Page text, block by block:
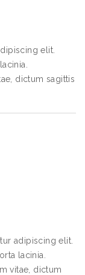
elit.
dictum sagittis
adipiscing elit.
lacinia.
vitae, dictum